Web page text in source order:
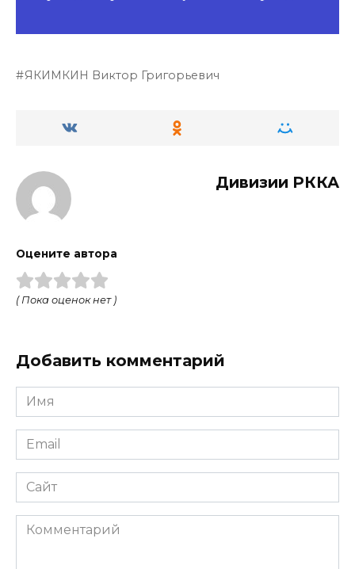
ЯКИМКИН Виктор Григорьевич
Дивизии РККА
Оцените автора
( Пока оценок нет )
Добавить комментарий
Имя
Email
Сайт
Комментарий